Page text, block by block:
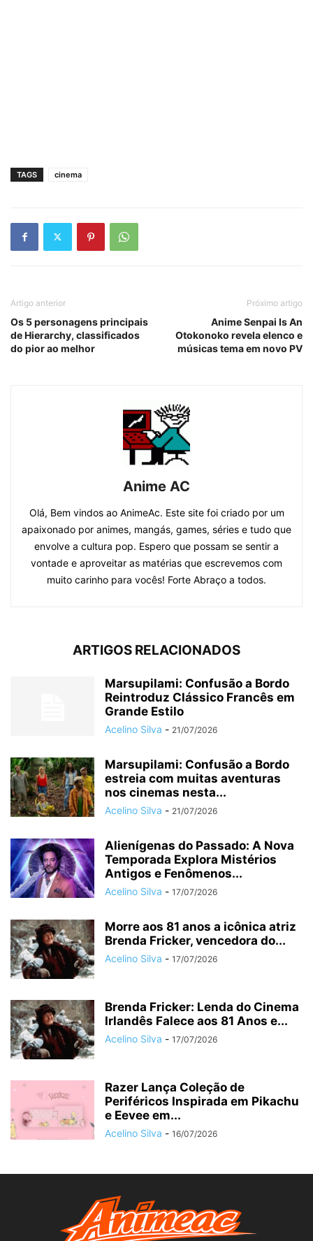
TAGS cinema
Artigo anterior
Os 5 personagens principais
de Hierarchy, classificados
do pior ao melhor
Próximo artigo
Anime Senpai Is An
Otokonoko revela elenco e
músicas tema em novo PV
Anime AC
Olá, Bem vindos ao AnimeAc. Este site foi criado por um
apaixonado por animes, mangás, games, séries e tudo que
envolve a cultura pop. Espero que possam se sentir a
vontade e aproveitar as matérias que escrevemos com
muito carinho para vocês! Forte Abraço a todos.
ARTIGOS RELACIONADOS
Marsupilami: Confusão a Bordo
Reintroduz Clássico Francês em
Grande Estilo
Acelino Silva - 21/07/2026
Marsupilami: Confusão a Bordo
estreia com muitas aventuras
nos cinemas nesta...
Acelino Silva - 21/07/2026
Alienígenas do Passado: A Nova
Temporada Explora Mistérios
Antigos e Fenômenos...
Acelino Silva - 17/07/2026
Morre aos 81 anos a icônica atriz
Brenda Fricker, vencedora do...
Acelino Silva - 17/07/2026
Brenda Fricker: Lenda do Cinema
Irlandês Falece aos 81 Anos e...
Acelino Silva - 17/07/2026
Razer Lança Coleção de
Periféricos Inspirada em Pikachu
e Eevee em...
Acelino Silva - 16/07/2026